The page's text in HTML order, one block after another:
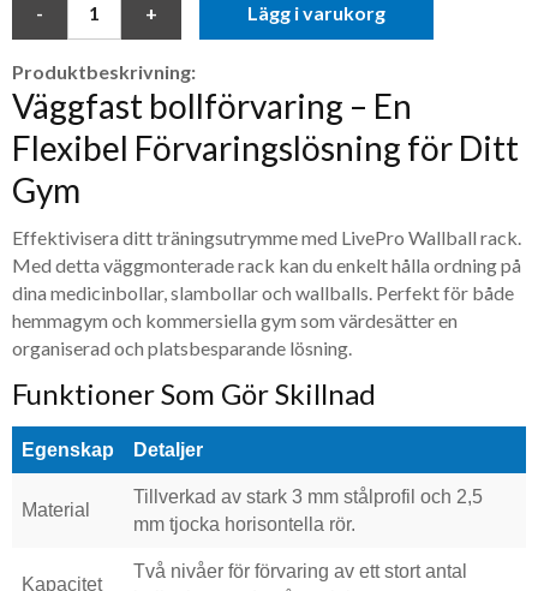
Lägg i varukorg
Produktbeskrivning:
Väggfast bollförvaring – En
Flexibel Förvaringslösning för Ditt
Gym
Effektivisera ditt träningsutrymme med LivePro Wallball rack.
Med detta väggmonterade rack kan du enkelt hålla ordning på
dina medicinbollar, slambollar och wallballs. Perfekt för både
hemmagym och kommersiella gym som värdesätter en
organiserad och platsbesparande lösning.
Funktioner Som Gör Skillnad
Egenskap Detaljer
Material
Tillverkad av stark 3 mm stålprofil och 2,5
mm tjocka horisontella rör.
Kapacitet
Två nivåer för förvaring av ett stort antal